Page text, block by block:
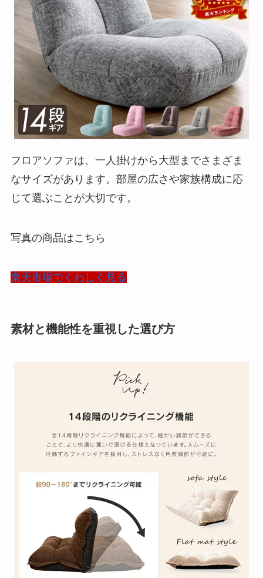
フロアソファは、一人掛けから大型までさまざま
なサイズがあります。部屋の広さや家族構成に応
じて選ぶことが大切です。
写真の商品はこちら
楽天市場でくわしく見る
素材と機能性を重視した選び方